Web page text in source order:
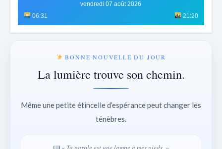
vendredi 07 août 2026
06:31
21:20
BONNE NOUVELLE DU JOUR
La lumière trouve son chemin.
Même une petite étincelle d’espérance peut changer les
ténèbres.